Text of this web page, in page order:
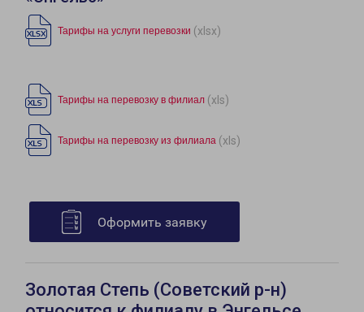
Тарифы на услуги перевозки (xlsx)
Тарифы на перевозку в филиал (xls)
Тарифы на перевозку из филиала (xls)
Оформить заявку
Золотая Степь (Советский р-н)